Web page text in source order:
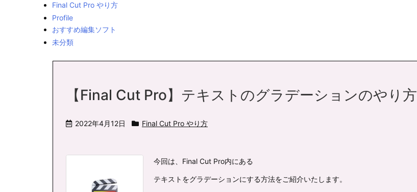
Final Cut Pro やり方
Profile
おすすめ編集ソフト
未分類
【Final Cut Pro】テキストのグラデーションのやり方
2022年4月12日 Final Cut Pro やり方
今回は、Final Cut Pro内にある
テキストをグラデーションにする方法をご紹介いたします。